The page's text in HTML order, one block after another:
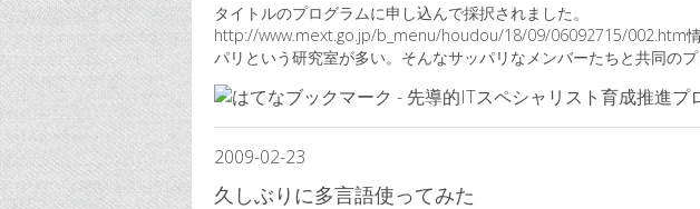
タイトルのプログラムに申し込んで採択されました。
http://www.mext.go.jp/b_menu/houdou/18/09/06092715/002.htm
パリという研究室が多い。そんなサッパリなメンバーたちと共同の
2009-02-23
久しぶりに多言語使ってみた